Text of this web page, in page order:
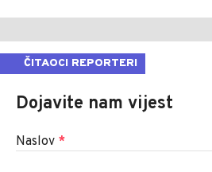
ČITAOCI REPORTERI
Dojavite nam vijest
Naslov *